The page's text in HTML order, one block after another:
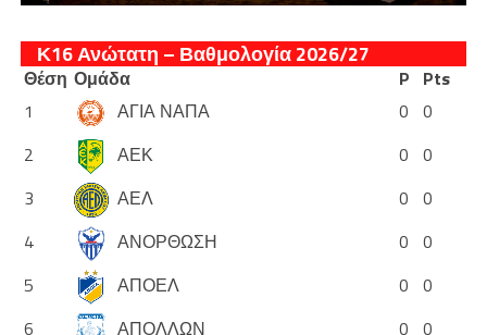
Κ16 Ανώτατη – Βαθμολογία 2026/27
Θέση Ομάδα P Pts
1
ΑΓΙΑ ΝΑΠΑ 0 0
2
ΑΕΚ 0 0
3
ΑΕΛ 0 0
4
ΑΝΟΡΘΩΣΗ 0 0
5
ΑΠΟΕΛ 0 0
6
ΑΠΟΛΛΩΝ 0 0